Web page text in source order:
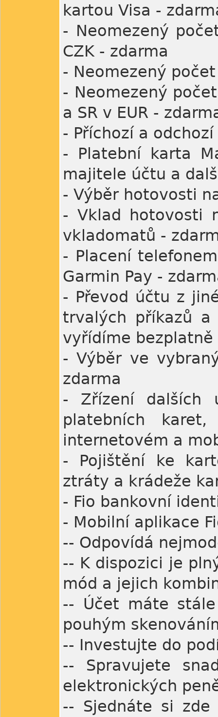
kartou Visa -
- Neomezený
CZK - zdarma
- Neomezený
- Neomezený
a SR v EUR -
- Příchozí a
- Platební karta
majitele účtu a
- Výběr hotovosti
- Vklad hotovosti
vkladomatů -
- Placení
Garmin Pay -
- Převod účtu z
trvalých příkazů
vyřídíme bezplatně
- Výběr ve
zdarma
- Zřízení dalších
platebních
internetovém a
- Pojištění ke
ztráty a krádeže
- Fio bankovní
- Mobilní aplikace
-- Odpovídá
-- K dispozici je
mód a jejich
-- Účet máte
pouhým
-- Investujte do
-- Spravujete
elektronických
-- Sjednáte si